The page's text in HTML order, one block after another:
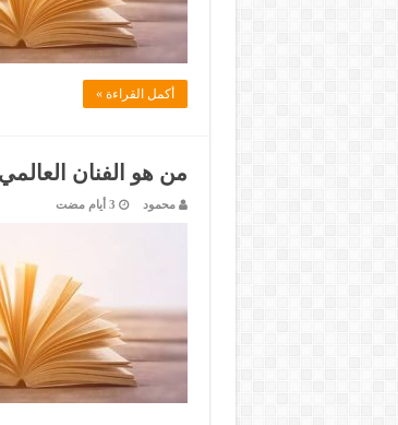
أكمل القراءة »
من هو الفنان
محمود